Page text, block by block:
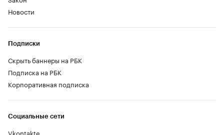
Новости
Социальные сети
Vkontakte
Подписки
Скрыть баннеры на РБК
Подписка на РБК
Корпоративная подписка